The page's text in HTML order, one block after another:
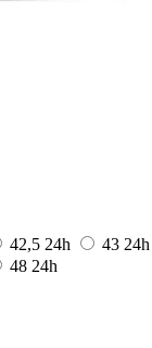
42,5 24h 43 24h
48 24h